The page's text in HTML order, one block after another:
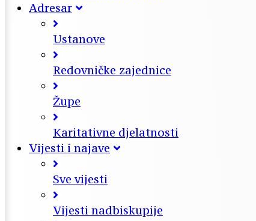
Adresar
Ustanove
Redovničke zajednice
Župe
Karitativne djelatnosti
Vijesti i najave
Sve vijesti
Vijesti nadbiskupije